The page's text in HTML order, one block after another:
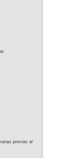
previas al